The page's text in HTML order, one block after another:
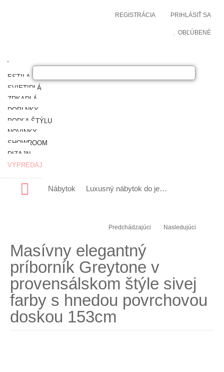
PRIHLÁSIŤ SA
REGISTRÁCIA
OBĽÚBENÉ
ESTILA NÁBYTOK
SVIETIDLÁ
ZRKADLÁ
DOPLNKY
PODĽA ŠTÝLU
NOVINKY
SHOWROOM
DIZAJN
VÝPREDAJ
Nábytok Luxusný nábytok do jedálne
Predchádzajúci Nasledujúci
Masívny elegantný
príborník Greytone v
provensálskom štýle sivej
farby s hnedou povrchovou
doskou 153cm